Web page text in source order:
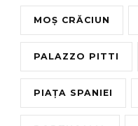
MOȘ CRĂCIUN
PALAZZO PITTI
PIAȚA SPANIEI